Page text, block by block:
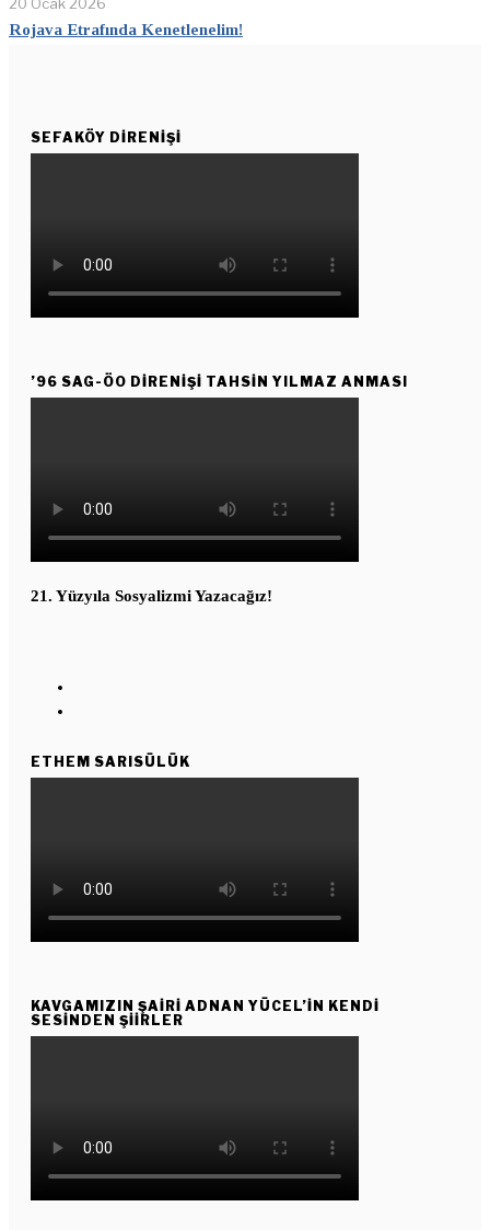
20 Ocak 2026
Rojava Etrafında Kenetlenelim!
SEFAKÖY DIRENIŞI
’96 SAG-ÖO DİRENİŞİ TAHSİN YILMAZ ANMASI
21. Yüzyıla Sosyalizmi Yazacağız!
ETHEM SARISÜLÜK
KAVGAMIZIN ŞAIRI ADNAN YÜCEL’IN KENDI
SESINDEN ŞIIRLER